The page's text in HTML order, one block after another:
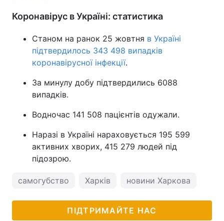
Коронавірус в Україні: статистика
Станом на ранок 25 жовтня в Україні
підтвердилось 343 498 випадків
коронавірусної інфекції.
За минулу добу підтвердились 6088
випадків.
Водночас 141 508 пацієнтів одужали.
Наразі в Україні нараховується 195 599
активних хворих, 415 279 людей під
підозрою.
самогубство Харків новини Харкова
ПІДТРИМАЙТЕ НАС